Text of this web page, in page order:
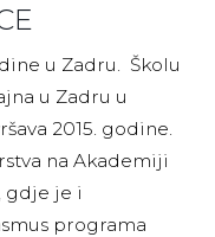
u Zadru. Školu
u Zadru u
2015. godine.
na Akademiji
gdje je i
programa